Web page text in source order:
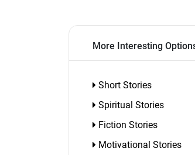
More Interesting
Short Stories
Spiritual Stories
Fiction Stories
Motivational Stories